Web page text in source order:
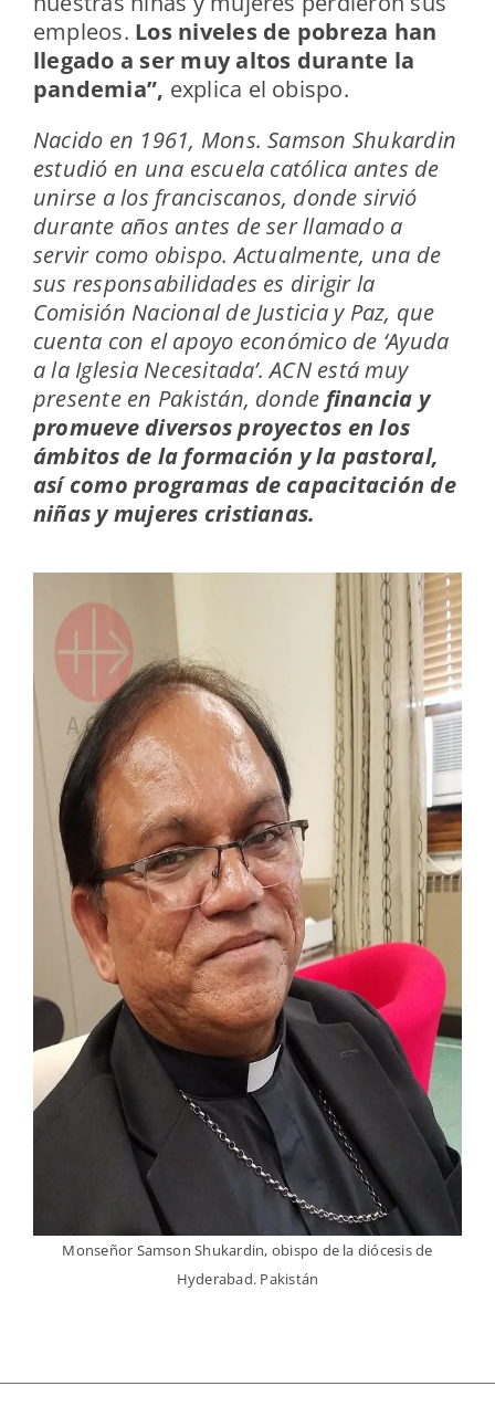
empleos. Los niveles de pobreza han
llegado a ser muy altos durante la
pandemia”, explica el obispo.
Nacido en 1961, Mons. Samson Shukardin
estudió en una escuela católica antes de
unirse a los franciscanos, donde sirvió
durante años antes de ser llamado a
servir como obispo. Actualmente, una de
sus responsabilidades es dirigir la
Comisión Nacional de Justicia y Paz, que
cuenta con el apoyo económico de ‘Ayuda
a la Iglesia Necesitada’. ACN está muy
presente en Pakistán, donde financia y
promueve diversos proyectos en los
ámbitos de la formación y la pastoral,
así como programas de capacitación de
niñas y mujeres cristianas.
Monseñor Samson Shukardin, obispo de la diócesis de
Hyderabad. Pakistán